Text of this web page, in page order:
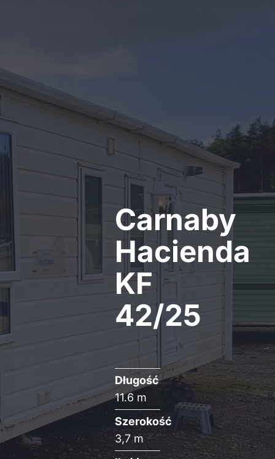
Carnaby
Hacienda
KF
42/25
Długość
11.6 m
Szerokość
3,7 m